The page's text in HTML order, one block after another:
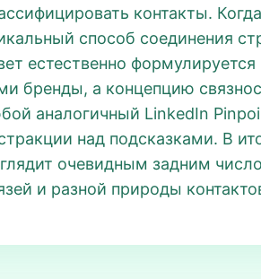
контакты.
способ соединения
естественно
бренды, а концепцию
аналогичный LinkedIn
над подсказками. В
очевидным задним
и разной природы